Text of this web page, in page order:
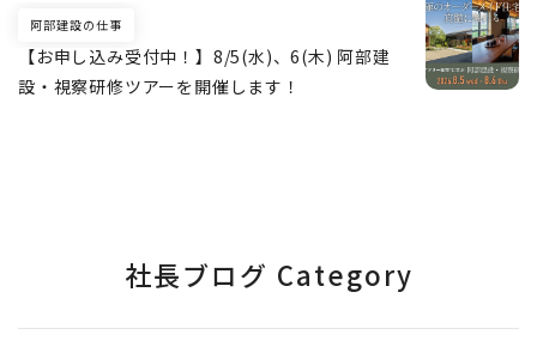
【お申し込み受付中！】8/5(水)、6(木) 阿部建
設・視察研修ツアーを開催します！
阿部建設の仕事
社長ブログ Category